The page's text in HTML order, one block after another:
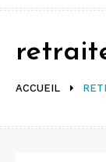
ACCUEIL